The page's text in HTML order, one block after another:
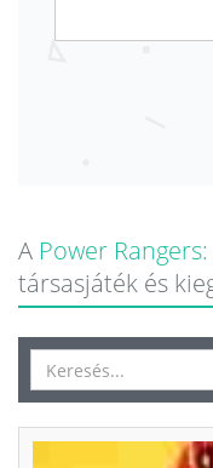
A Power
társasjáték és